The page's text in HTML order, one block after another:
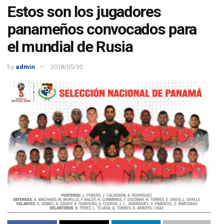
Estos son los jugadores
panameños convocados para
el mundial de Rusia
by admin 2018/05/30